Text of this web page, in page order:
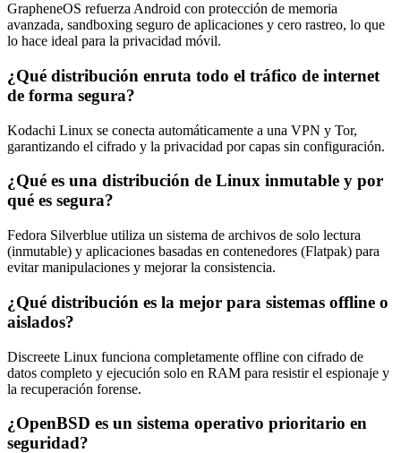
GrapheneOS refuerza Android con protección de memoria
avanzada, sandboxing seguro de aplicaciones y cero rastreo, lo que
lo hace ideal para la privacidad móvil.
¿Qué distribución enruta todo el tráfico de internet
de forma segura?
Kodachi Linux se conecta automáticamente a una VPN y Tor,
garantizando el cifrado y la privacidad por capas sin configuración.
¿Qué es una distribución de Linux inmutable y por
qué es segura?
Fedora Silverblue utiliza un sistema de archivos de solo lectura
(inmutable) y aplicaciones basadas en contenedores (Flatpak) para
evitar manipulaciones y mejorar la consistencia.
¿Qué distribución es la mejor para sistemas offline o
aislados?
Discreete Linux funciona completamente offline con cifrado de
datos completo y ejecución solo en RAM para resistir el espionaje y
la recuperación forense.
¿OpenBSD es un sistema operativo prioritario en
seguridad?